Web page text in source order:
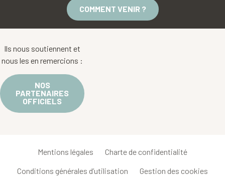
COMMENT VENIR ?
Ils nous soutiennent et
nous les en remercions :
NOS
PARTENAIRES
OFFICIELS
Mentions légales Charte de confidentialité
Conditions générales d’utilisation Gestion des cookies